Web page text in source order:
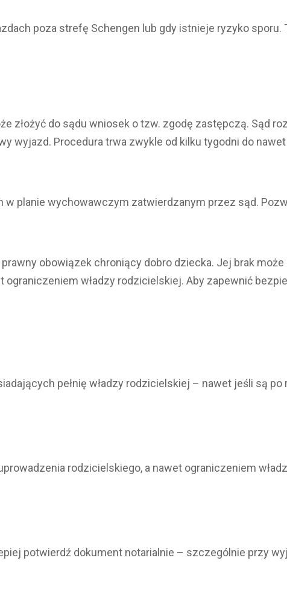
poza strefę Schengen lub gdy istnieje ryzyko sporu.
złożyć do sądu wniosek o tzw. zgodę zastępczą. Sąd
wyjazd. Procedura trwa zwykle od kilku tygodni do
planie wychowawczym zatwierdzanym przez sąd.
obowiązek chroniący dobro dziecka. Jej brak
władzy rodzicielskiej. Aby zapewnić
pełnię władzy rodzicielskiej – nawet jeśli są po
rodzicielskiego, a nawet ograniczeniem
potwierdź dokument notarialnie – szczególnie przy